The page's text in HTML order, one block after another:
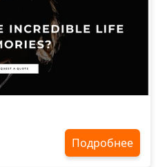
Подробнее